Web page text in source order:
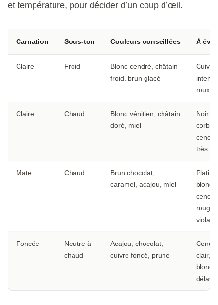
et température, pour décider d’un coup d’œil.
Carnation Sous-ton Couleurs conseillées À
Claire Froid
Blond cendré, châtain
froid, brun glacé
Cuivré
roux vif
Claire Chaud
Blond vénitien, châtain
doré, miel
Noir
cendré
très
Mate Chaud
Brun chocolat,
caramel, acajou, miel
blond
rouge
violacé
Foncée
Neutre à
chaud
Acajou, chocolat,
cuivré foncé, prune
clair,
blond
délavé